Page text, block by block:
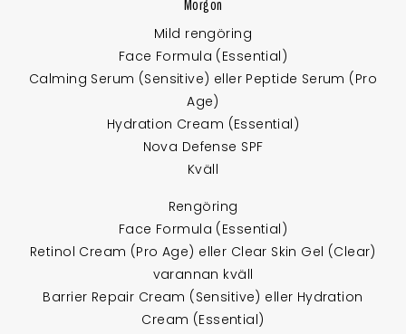
Morgon
Mild rengöring
Face Formula (Essential)
Calming Serum (Sensitive) eller Peptide Serum (Pro
Age)
Hydration Cream (Essential)
Nova Defense SPF
Kväll
Rengöring
Face Formula (Essential)
Retinol Cream (Pro Age) eller Clear Skin Gel (Clear)
varannan kväll
Barrier Repair Cream (Sensitive) eller Hydration
Cream (Essential)